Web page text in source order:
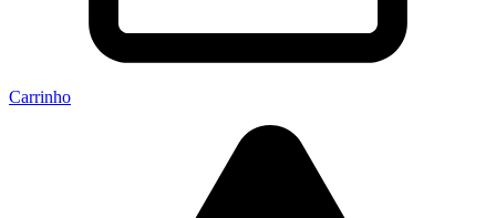
Carrinho